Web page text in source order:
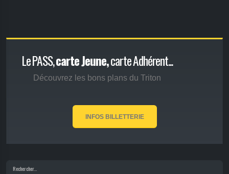
Le PASS,carte Jeune,carte Adhérent...
Découvrez les bons plans du Triton
INFOS BILLETTERIE